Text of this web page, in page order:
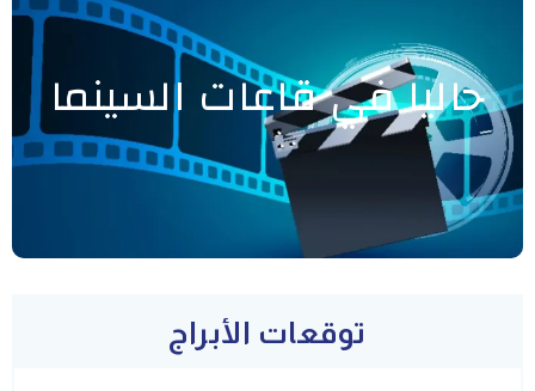
حاليا في قاعات السينما
توقعات الأبراج